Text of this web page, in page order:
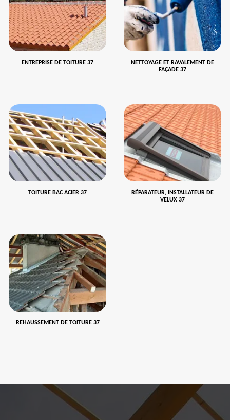
ENTREPRISE DE TOITURE 37
NETTOYAGE ET RAVALEMENT DE
FAÇADE 37
TOITURE BAC ACIER 37
RÉPARATEUR, INSTALLATEUR DE
VELUX 37
REHAUSSEMENT DE TOITURE 37